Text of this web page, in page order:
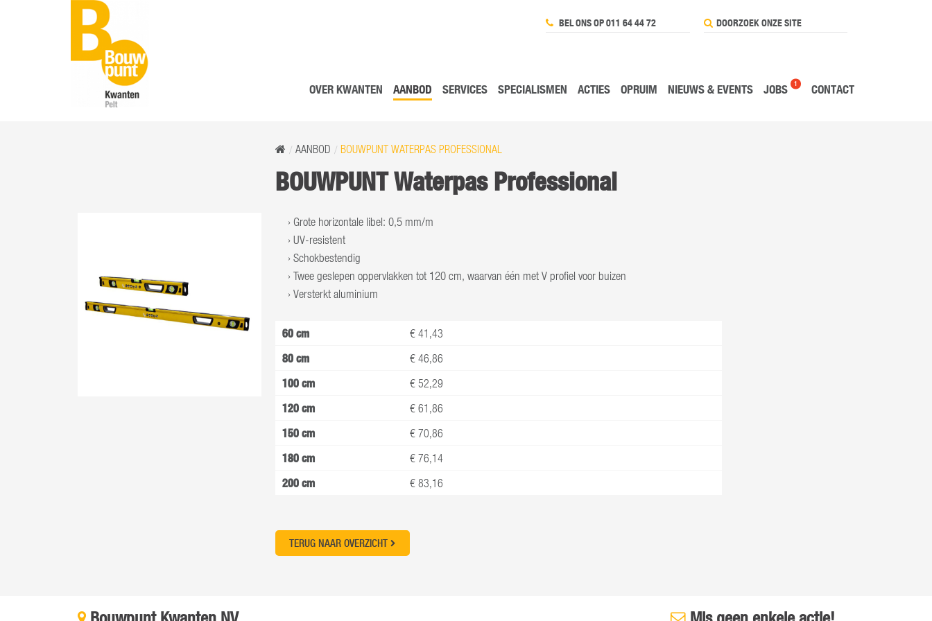
BEL ONS OP 011 64 44 72
OVER KWANTEN AANBOD SERVICES SPECIALISMEN ACTIES OPRUIM NIEUWS & EVENTS JOBS 1 CONTACT
AANBOD BOUWPUNT WATERPAS PROFESSIONAL
BOUWPUNT Waterpas Professional
Grote horizontale libel: 0,5 mm/m
UV-resistent
Schokbestendig
Twee geslepen oppervlakken tot 120 cm, waarvan één met V profiel voor buizen
Versterkt aluminium
60 cm € 41,43
80 cm € 46,86
100 cm € 52,29
120 cm € 61,86
150 cm € 70,86
180 cm € 76,14
200 cm € 83,16
TERUG NAAR OVERZICHT